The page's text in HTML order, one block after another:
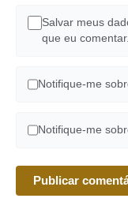
Salvar meus
que eu comentar.
Notifique-me
Notifique-me